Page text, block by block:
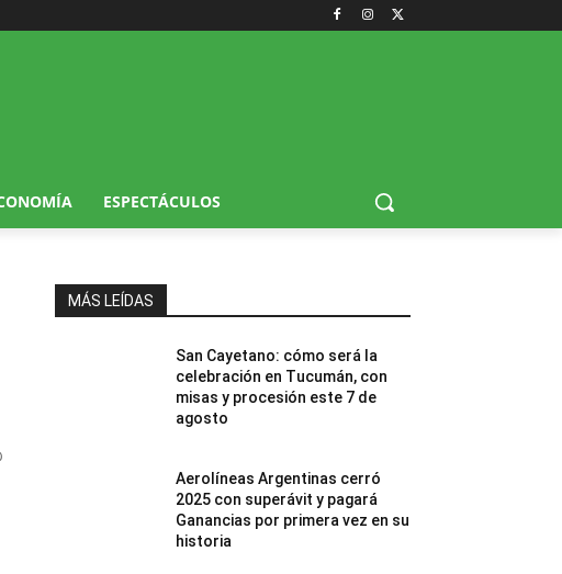
ESPECTÁCULOS
MÁS LEÍDAS
San Cayetano: cómo será la
celebración en Tucumán, con
misas y procesión este 7 de
agosto
Aerolíneas Argentinas cerró
2025 con superávit y pagará
Ganancias por primera vez en su
historia